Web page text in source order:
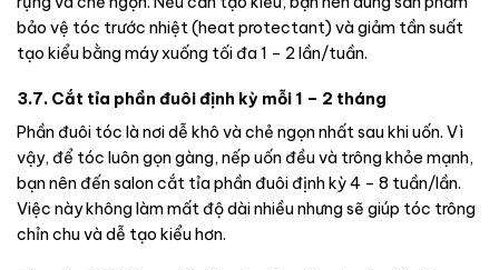
bảo vệ tóc trước nhiệt (heat protectant) và giảm tần suất
tạo kiểu bằng máy xuống tối đa 1 – 2 lần/tuần.
3.7. Cắt tỉa phần đuôi định kỳ mỗi 1 – 2 tháng
Phần đuôi tóc là nơi dễ khô và chẻ ngọn nhất sau khi uốn. Vì
vậy, để tóc luôn gọn gàng, nếp uốn đều và trông khỏe mạnh,
bạn nên đến salon cắt tỉa phần đuôi định kỳ 4 – 8 tuần/lần.
Việc này không làm mất độ dài nhiều nhưng sẽ giúp tóc trông
chỉn chu và dễ tạo kiểu hơn.